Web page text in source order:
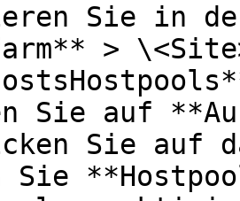
Sie in
>
Sie auf
Sie auf
Sie